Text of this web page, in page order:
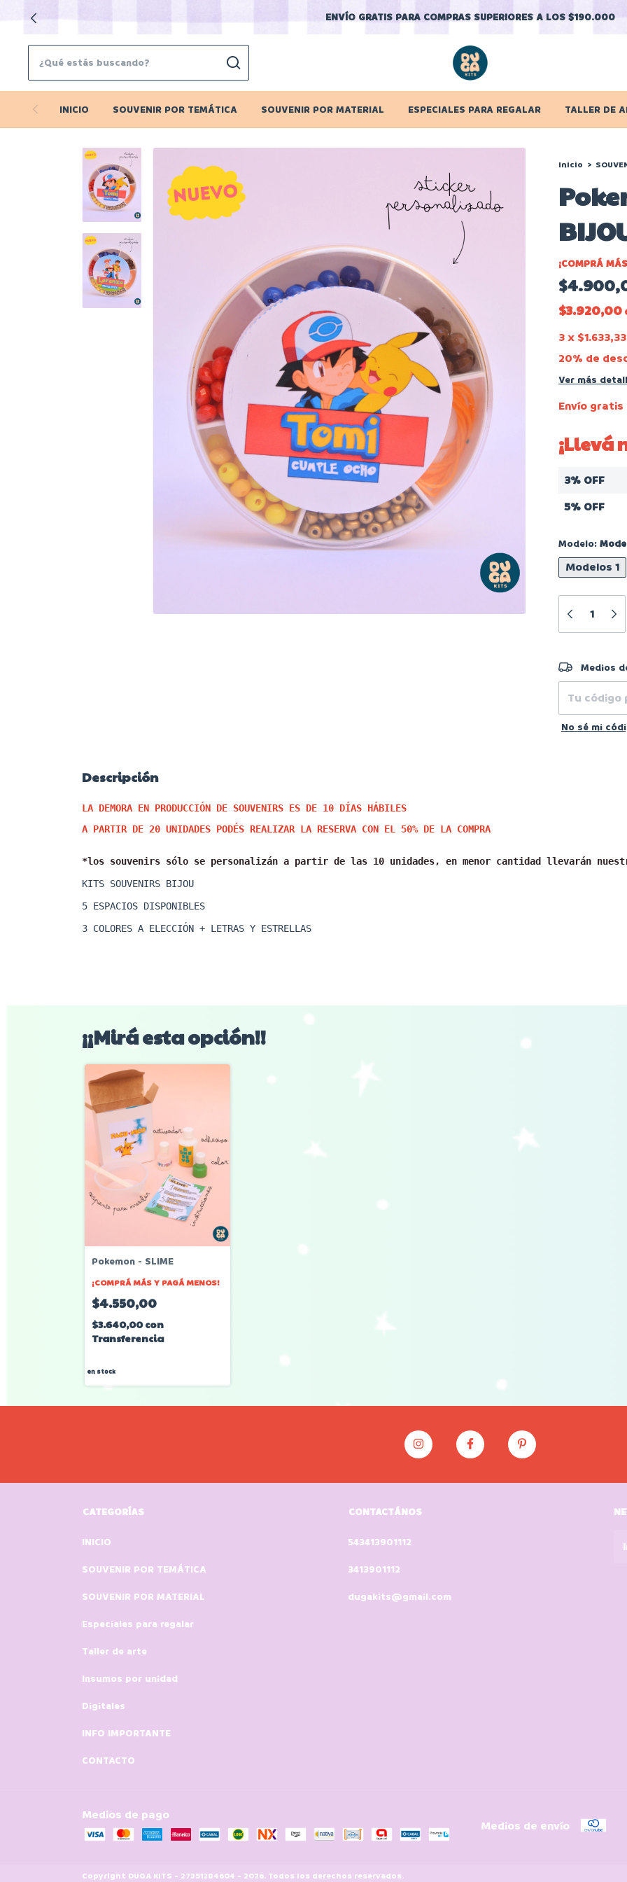
ENVÍO GRATIS PARA COMPRAS SUPERIORES A LOS $190.000
INICIO SOUVENIR POR TEMÁTICA SOUVENIR POR MATERIAL ESPECIALES PARA REGALAR TALLER DE
Inicio >
¡COMPRÁ
$3.920,00
3x $1.633,33
20% de
Ver más
Envío gratis
¡Llevá
3% OFF
5% OFF
Modelo:
Modelos 1
Entregas para
Medios
No sé mi
Descripción
LA DEMORA EN PRODUCCIÓN DE SOUVENIRS ES DE 10 DÍAS HÁBILES
A PARTIR DE 20 UNIDADES PODÉS REALIZAR LA RESERVA CON EL 50% DE LA COMPRA
*los souvenirs sólo se personalizán a partir de las 10 unidades, en menor cantidad llevarán
KITS SOUVENIRS BIJOU
5 ESPACIOS DISPONIBLES
3 COLORES A ELECCIÓN + LETRAS Y ESTRELLAS
¡¡Mirá esta opción!!
Pokemon - SLIME
¡COMPRÁ MÁS Y PAGÁ MENOS!
$4.550,00
$3.640,00con
Transferencia
en stock
CATEGORÍAS
INICIO
SOUVENIR POR TEMÁTICA
SOUVENIR POR MATERIAL
Especiales para regalar
Taller de arte
Insumos por unidad
Digitales
INFO IMPORTANTE
CONTACTO
CONTACTÁNOS
543413901112
3413901112
dugakits@gmail.com
Medios de pago
Medios de envío
Copyright DUGA KITS - 27351284604 - 2026. Todos los derechos reservados.